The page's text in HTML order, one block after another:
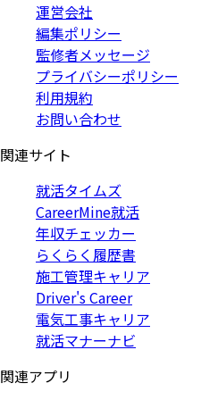
運営会社
編集ポリシー
監修者メッセージ
プライバシーポリシー
利用規約
お問い合わせ
関連サイト
就活タイムズ
CareerMine就活
年収チェッカー
らくらく履歴書
施工管理キャリア
Driver's Career
電気工事キャリア
就活マナーナビ
関連アプリ